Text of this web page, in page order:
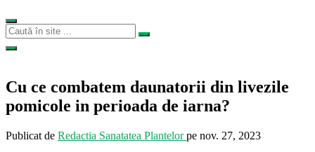
Cu ce combatem daunatorii din livezile
pomicole in perioada de iarna?
Publicat de Redactia Sanatatea Plantelorpe nov. 27, 2023